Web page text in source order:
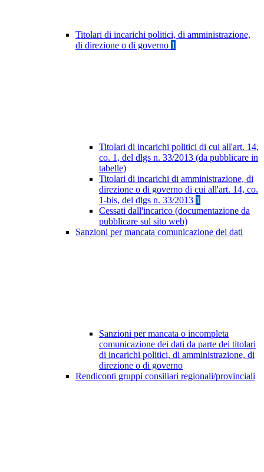
Titolari di incarichi politici, di amministrazione,
di direzione o di governo 1
Titolari di incarichi politici di cui all'art. 14,
co. 1, del dlgs n. 33/2013 (da pubblicare in
tabelle)
Titolari di incarichi di amministrazione, di
direzione o di governo di cui all'art. 14, co.
1-bis, del dlgs n. 33/2013 1
Cessati dall'incarico (documentazione da
pubblicare sul sito web)
Sanzioni per mancata comunicazione dei dati
Sanzioni per mancata o incompleta
comunicazione dei dati da parte dei titolari
di incarichi politici, di amministrazione, di
direzione o di governo
Rendiconti gruppi consiliari regionali/provinciali